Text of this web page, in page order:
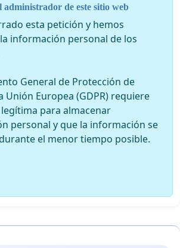
administrador de este sitio web
esta petición y hemos
información personal de los
General de Protección de
Unión Europea (GDPR) requiere
para almacenar
personal y que la información se
el menor tiempo posible.